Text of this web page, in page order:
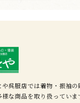
呉服店では着物・振袖
な商品を取り扱っていま